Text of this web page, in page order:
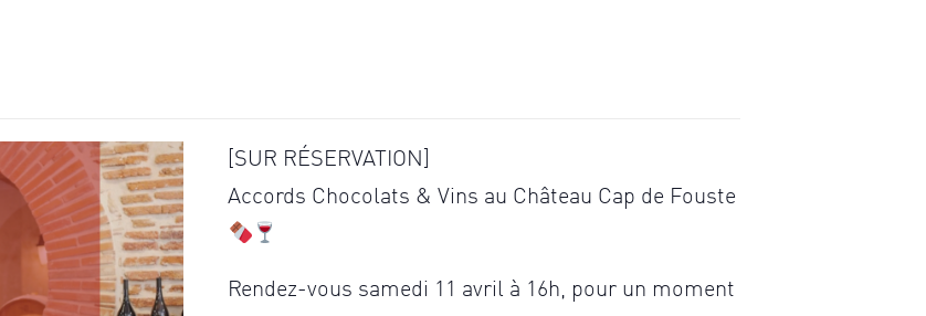
[SUR RÉSERVATION]
Accords Chocolats & Vins au Château Cap de Fouste
Rendez-vous samedi 11 avril à 16h, pour un moment